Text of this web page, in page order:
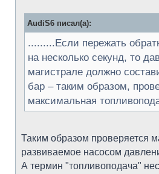
AudiS6 писал(а):
.........Если пережать
на несколько секунд, то
магистрале должно
бар – таким образом,
максимальная
Таким образом проверяется
развиваемое насосом
А термин "топливоподача"